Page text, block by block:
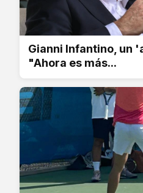
Gianni Infantino, un
"Ahora es más...